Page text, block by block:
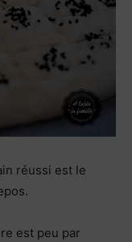
réussi est le
est peu par